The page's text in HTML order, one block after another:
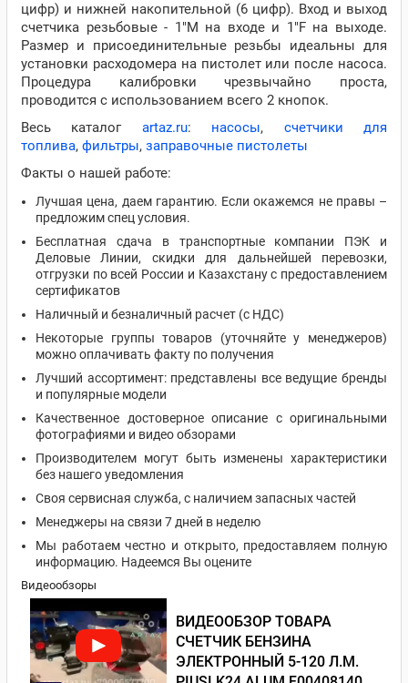
цифр) и нижней накопительной (6 цифр). Вход и выход
счетчика резьбовые - 1"M на входе и 1"F на выходе.
Размер и присоединительные резьбы идеальны для
установки расходомера на пистолет или после насоса.
Процедура калибровки чрезвычайно проста,
проводится с использованием всего 2 кнопок.
Весь каталог artaz.ru: насосы, счетчики для
топлива, фильтры, заправочные пистолеты
Факты о нашей работе:
Лучшая цена, даем гарантию. Если окажемся не правы –
предложим спец условия.
Бесплатная сдача в транспортные компании ПЭК и
Деловые Линии, скидки для дальнейшей перевозки,
отгрузки по всей России и Казахстану с предоставлением
сертификатов
Наличный и безналичный расчет (с НДС)
Некоторые группы товаров (уточняйте у менеджеров)
можно оплачивать факту по получения
Лучший ассортимент: представлены все ведущие бренды
и популярные модели
Качественное достоверное описание с оригинальными
фотографиями и видео обзорами
Производителем могут быть изменены характеристики
без нашего уведомления
Своя сервисная служба, с наличием запасных частей
Менеджеры на связи 7 дней в неделю
Мы работаем честно и открыто, предоставляем полную
информацию. Надеемся Вы оцените
Видеообзоры
ВИДЕООБЗОР ТОВАРА
СЧЕТЧИК БЕНЗИНА
ЭЛЕКТРОННЫЙ 5-120 Л.М.